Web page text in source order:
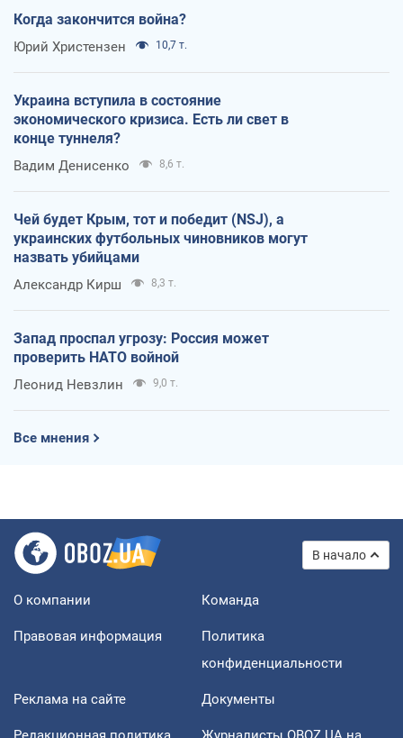
Когда закончится война?
Юрий Христензен 10,7 т.
Украина вступила в состояние
экономического кризиса. Есть ли свет в
конце туннеля?
Вадим Денисенко 8,6 т.
Чей будет Крым, тот и победит (NSJ), а
украинских футбольных чиновников могут
назвать убийцами
Александр Кирш 8,3 т.
Запад проспал угрозу: Россия может
проверить НАТО войной
Леонид Невзлин 9,0 т.
Все мнения
В начало
О компании Команда
Правовая информация
Политика
конфиденциальности
Реклама на сайте Документы